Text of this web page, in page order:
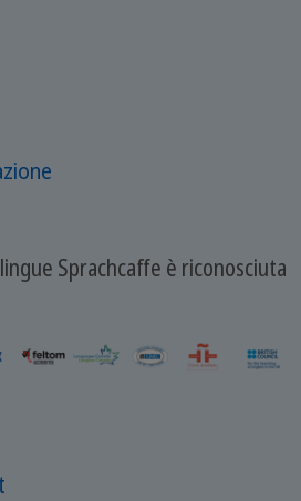
Sprachcaffe è riconosciuta